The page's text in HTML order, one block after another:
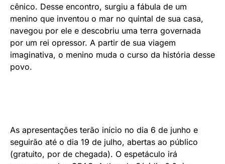
cênico. Desse encontro, surgiu a fábula de um
menino que inventou o mar no quintal de sua casa,
navegou por ele e descobriu uma terra governada
por um rei opressor. A partir de sua viagem
imaginativa, o menino muda o curso da história desse
povo.
As apresentações terão início no dia 6 de junho e
seguirão até o dia 19 de julho, abertas ao público
(gratuito, por de chegada). O espetáculo irá